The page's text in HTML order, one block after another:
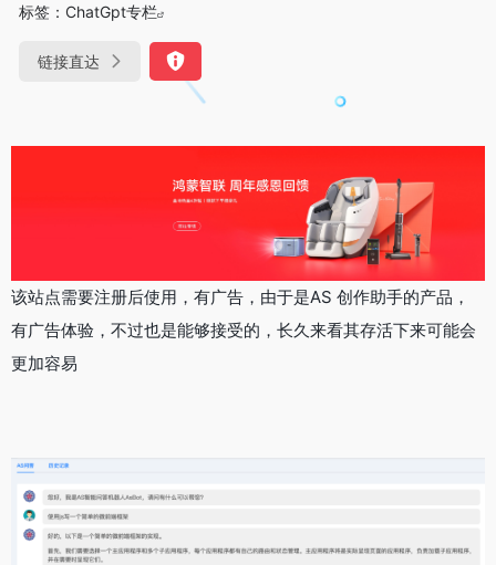
标签： ChatGpt专栏
链接直达
该站点需要注册后使用，有广告，由于是AS 创作助手的产品，
有广告体验，不过也是能够接受的，长久来看其存活下来可能会
更加容易